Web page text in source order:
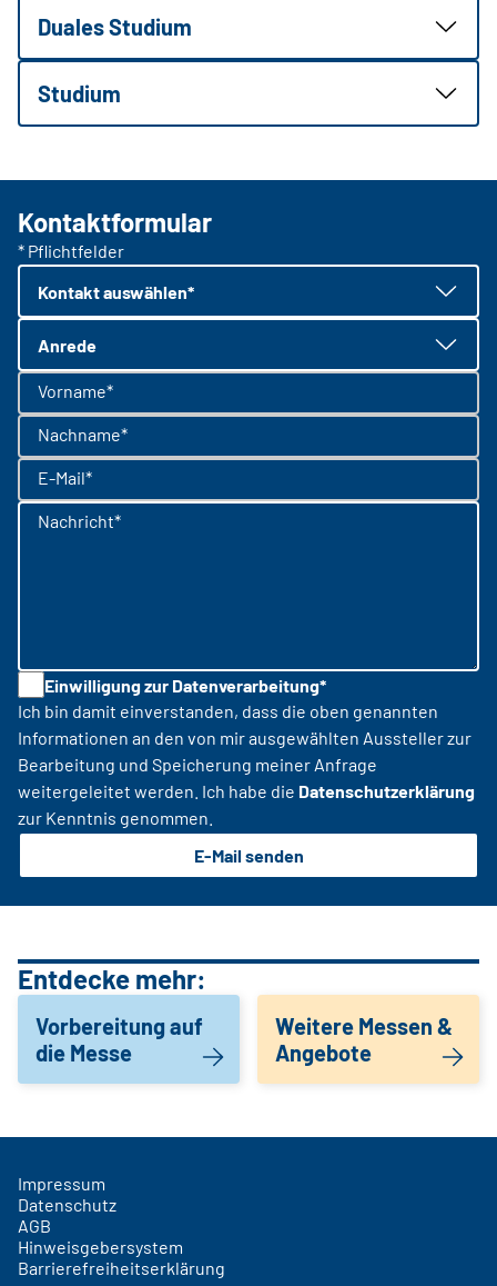
Duales Studium
Studium
Kontaktformular
* Pflichtfelder
Kontakt auswählen*
Anrede
Vorname*
Nachname*
E-Mail*
Nachricht*
Einwilligung zur Datenverarbeitung*
Ich bin damit einverstanden, dass die oben genannten
Informationen an den von mir ausgewählten Aussteller zur
Bearbeitung und Speicherung meiner Anfrage
weitergeleitet werden. Ich habe die Datenschutzerklärung
zur Kenntnis genommen.
E-Mail senden
Entdecke mehr:
Vorbereitung auf
die Messe
Weitere Messen &
Angebote
Impressum
Datenschutz
AGB
Hinweisgebersystem
Barrierefreiheitserklärung